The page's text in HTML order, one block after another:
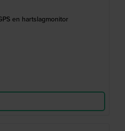
en hartslagmonitor